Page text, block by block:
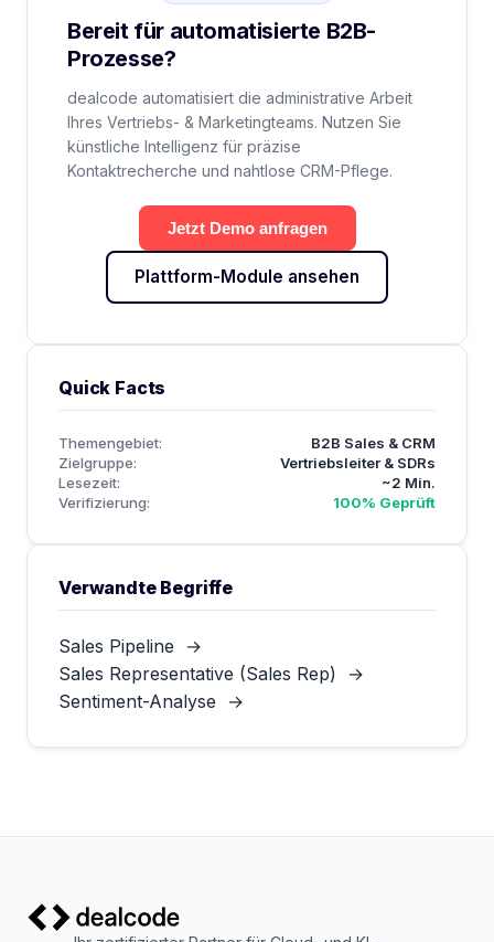
Bereit für automatisierte B2B-
Prozesse?
dealcode automatisiert die administrative Arbeit
Ihres Vertriebs- & Marketingteams. Nutzen Sie
künstliche Intelligenz für präzise
Kontaktrecherche und nahtlose CRM-Pflege.
Jetzt Demo anfragen
Plattform-Module ansehen
Quick Facts
Themengebiet:
B2B Sales & CRM
Zielgruppe:
Vertriebsleiter & SDRs
Lesezeit:
~2 Min.
Verifizierung:
100% Geprüft
Verwandte Begriffe
Sales Pipeline
→
Sales Representative (Sales Rep)
→
Sentiment-Analyse
→